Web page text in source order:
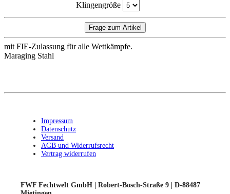
Klingengröße
mit FIE-Zulassung für alle Wettkämpfe.
Maraging Stahl
Impressum
Datenschutz
Versand
AGB und Widerrufsrecht
Vertrag widerrufen
FWF Fechtwelt GmbH | Robert-Bosch-Straße 9 | D-88487